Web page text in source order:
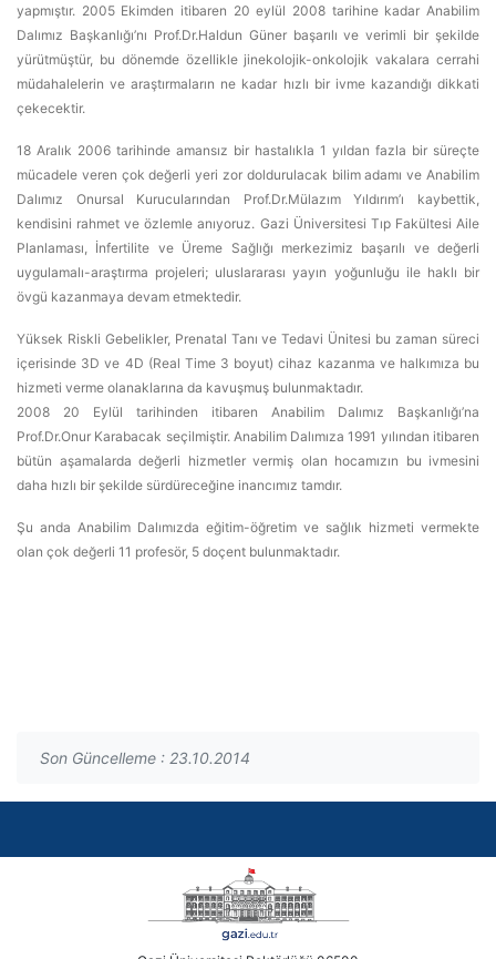
yapmıştır. 2005 Ekimden itibaren 20 eylül 2008 tarihine kadar Anabilim
Dalımız Başkanlığı’nı Prof.Dr.Haldun Güner başarılı ve verimli bir şekilde
yürütmüştür, bu dönemde özellikle jinekolojik-onkolojik vakalara cerrahi
müdahalelerin ve araştırmaların ne kadar hızlı bir ivme kazandığı dikkati
çekecektir.
18 Aralık 2006 tarihinde amansız bir hastalıkla 1 yıldan fazla bir süreçte
mücadele veren çok değerli yeri zor doldurulacak bilim adamı ve Anabilim
Dalımız Onursal Kurucularından Prof.Dr.Mülazım Yıldırım’ı kaybettik,
kendisini rahmet ve özlemle anıyoruz. Gazi Üniversitesi Tıp Fakültesi Aile
Planlaması, İnfertilite ve Üreme Sağlığı merkezimiz başarılı ve değerli
uygulamalı-araştırma projeleri; uluslararası yayın yoğunluğu ile haklı bir
övgü kazanmaya devam etmektedir.
Yüksek Riskli Gebelikler, Prenatal Tanı ve Tedavi Ünitesi bu zaman süreci
içerisinde 3D ve 4D (Real Time 3 boyut) cihaz kazanma ve halkımıza bu
hizmeti verme olanaklarına da kavuşmuş bulunmaktadır.
2008 20 Eylül tarihinden itibaren Anabilim Dalımız Başkanlığı’na
Prof.Dr.Onur Karabacak seçilmiştir. Anabilim Dalımıza 1991 yılından itibaren
bütün aşamalarda değerli hizmetler vermiş olan hocamızın bu ivmesini
daha hızlı bir şekilde sürdüreceğine inancımız tamdır.
Şu anda Anabilim Dalımızda eğitim-öğretim ve sağlık hizmeti vermekte
olan çok değerli 11 profesör, 5 doçent bulunmaktadır.
Son Güncelleme : 23.10.2014